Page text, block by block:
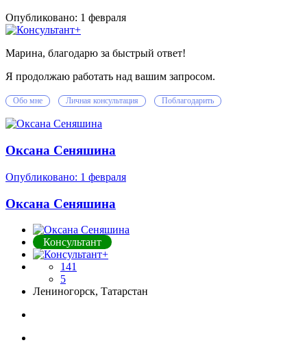
Опубликовано: 1 февраля
Марина, благодарю за быстрый ответ!
Я продолжаю работать над вашим запросом.
Обо мне Личная консультация Поблагодарить
Оксана Сеняшина
Опубликовано: 1 февраля
Оксана Сеняшина
Консультант
141
5
Лениногорск, Татарстан